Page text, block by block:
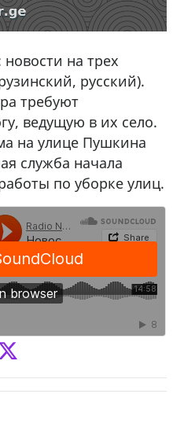
на трех
русский).
требуют
ведущую в их село.
на улице Пушкина
служба начала
по уборке улиц.